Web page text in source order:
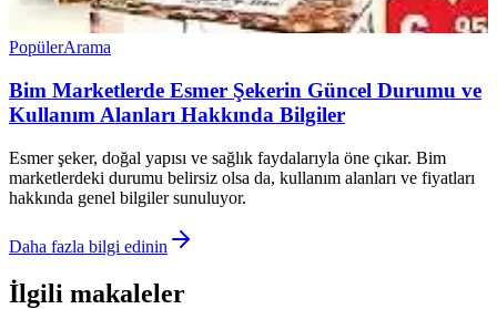
PopülerArama
Bim Marketlerde Esmer Şekerin Güncel Durumu ve
Kullanım Alanları Hakkında Bilgiler
Esmer şeker, doğal yapısı ve sağlık faydalarıyla öne çıkar. Bim
marketlerdeki durumu belirsiz olsa da, kullanım alanları ve fiyatları
hakkında genel bilgiler sunuluyor.
Daha fazla bilgi edinin
İlgili makaleler